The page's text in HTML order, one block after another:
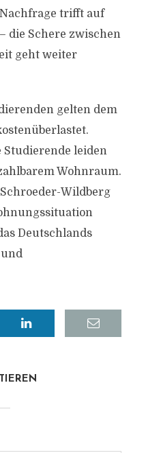
Nachfrage trifft auf
die Schere zwischen
geht weiter
gelten dem
Studierende leiden
Wohnraum.
Wildberg
Deutschlands